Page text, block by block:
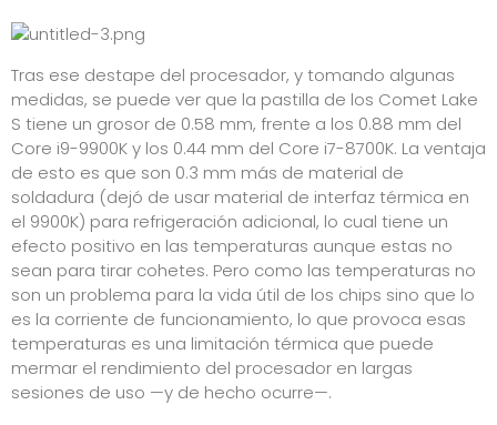
Tras ese destape del procesador, y tomando algunas
medidas, se puede ver que la pastilla de los Comet Lake
S tiene un grosor de 0.58 mm, frente a los 0.88 mm del
Core i9-9900K y los 0.44 mm del Core i7-8700K. La ventaja
de esto es que son 0.3 mm más de material de
soldadura (dejó de usar material de interfaz térmica en
el 9900K) para refrigeración adicional, lo cual tiene un
efecto positivo en las temperaturas aunque estas no
sean para tirar cohetes. Pero como las temperaturas no
son un problema para la vida útil de los chips sino que lo
es la corriente de funcionamiento, lo que provoca esas
temperaturas es una limitación térmica que puede
mermar el rendimiento del procesador en largas
sesiones de uso —y de hecho ocurre—.